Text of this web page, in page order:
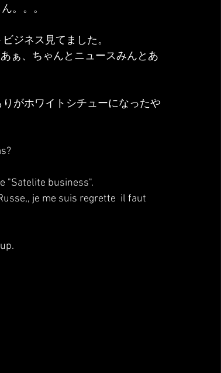
。。。
ジネス見てました。
ぁ、ちゃんとニュースみんとあ
がホワイトシチューになったや
"Satelite business".
je me suis regrette  il faut